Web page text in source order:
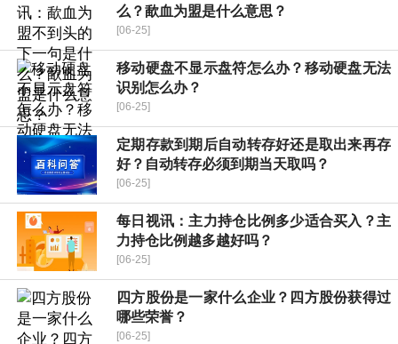
么？歃血为盟是什么意思？
[06-25]
移动硬盘不显示盘符怎么办？移动硬盘无法
识别怎么办？
[06-25]
定期存款到期后自动转存好还是取出来再存
好？自动转存必须到期当天取吗？
[06-25]
每日视讯：主力持仓比例多少适合买入？主
力持仓比例越多越好吗？
[06-25]
四方股份是一家什么企业？四方股份获得过
哪些荣誉？
[06-25]